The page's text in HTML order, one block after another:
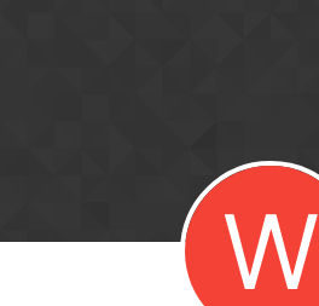
W